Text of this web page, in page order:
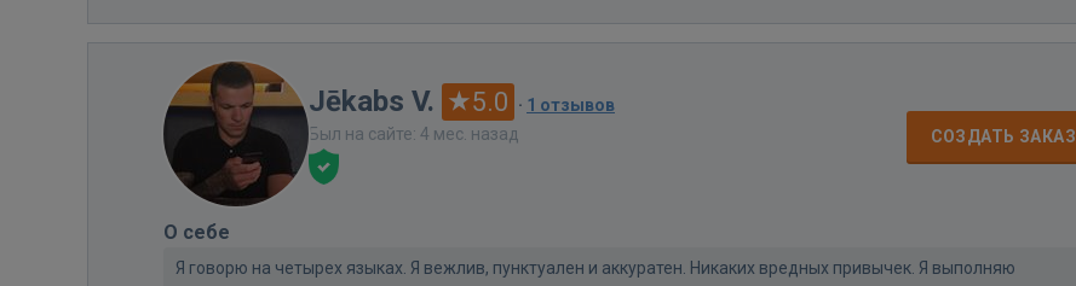
Jēkabs V. 5.0 · 1 отзывов
Был на сайте: 4 мес. назад
СОЗДАТЬ ЗАКАЗ
О себе
Я говорю на четырех языках. Я вежлив, пунктуален и аккуратен. Никаких вредных привычек. Я выполняю